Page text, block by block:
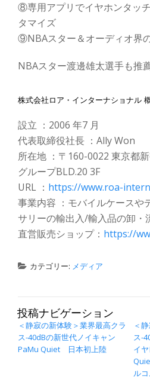
⑧専用アプリでイヤホンタッ
タマイズ
⑨NBAスター＆オーディオ界
NBAスター渡邊雄太選手も推
株式会社ロア・インターナショナル
設立 ：2006 年7 月
代表取締役社長 ：Ally Won
所在地 ：〒160-0022 東京都
グループBLD.20 3F
URL ： https://www.roa-
事業内容 ：モバイルケースや
サリーの輸出入/輸入品の卸・
直営販売ショップ： https://
カテゴリー: メディア
投稿ナビゲーション
＜静寂の新体験＞業界最高クラ
ス-40dBの新世代ノイキャン
PaMu Quiet 日本初上陸
＜
ス-
イ
ル